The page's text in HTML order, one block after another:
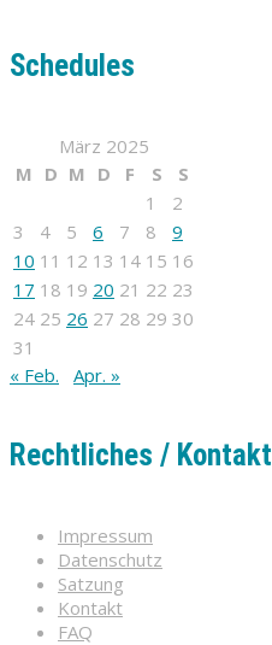
Schedules
März 2025
M D M D F S
S
1
2
3
4 5 6 7 8
9
10 11 12 13 14 15 16
17 18 19 20 21 22 23
24 25 26 27 28 29 30
31
« Feb.
Apr. »
Rechtliches / Kontakt
Impressum
Datenschutz
Satzung
Kontakt
FAQ